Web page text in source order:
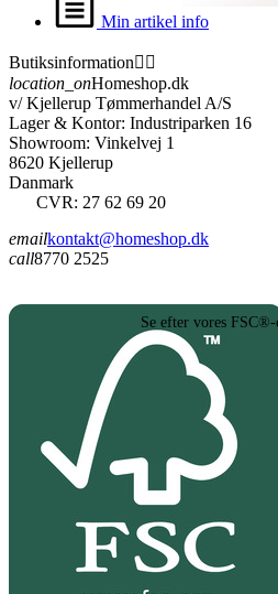
Min artikel info
Butiksinformation 
location_onHomeshop.dk
v/ Kjellerup Tømmerhandel A/S
Lager & Kontor: Industriparken 16
Showroom: Vinkelvej 1
8620 Kjellerup
Danmark
CVR: 27 62 69 20
emailkontakt@homeshop.dk
call8770 2525
Se efter vores